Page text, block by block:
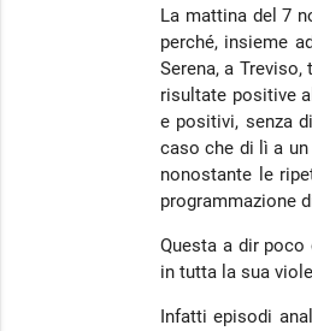
La mattina del 7
perché, insieme
Serena, a
risultate positive
e positivi, senza
caso che di lì a un
nonostante le
programmazione
Questa a dir
in tutta la sua
Infatti episodi